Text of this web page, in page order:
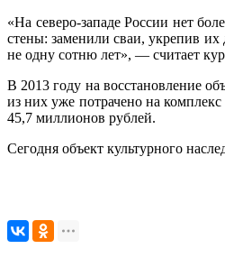
«На северо-западе России нет
стены: заменили сваи, укрепив их
не одну сотню лет», — считает
В 2013 году на восстановление
из них уже потрачено на
45,7 миллионов рублей.
Сегодня объект культурного